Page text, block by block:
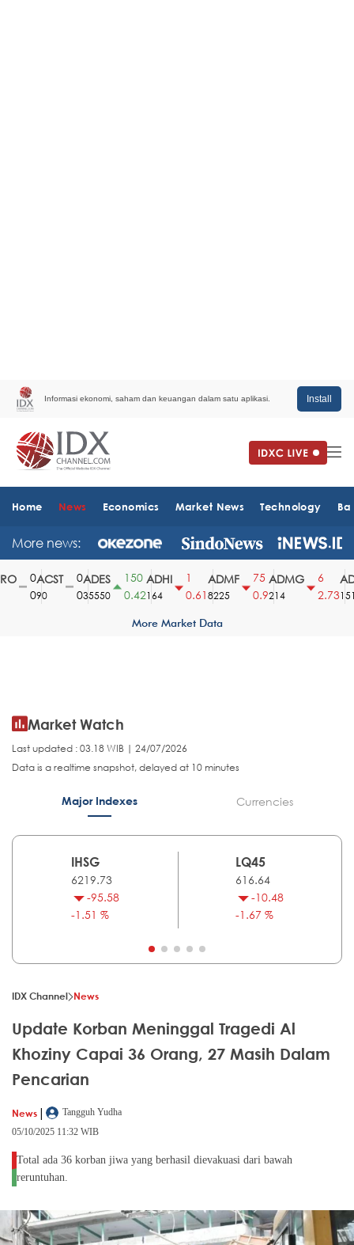
Informasi ekonomi, saham dan keuangan dalam satu aplikasi. Install
Home News Economics Market News Technology
More news:
ACST
90
ADES
35550
150
0.42
ADHI
164
0.61
ADMF
8225
75
0.9
ADMG
214
2.731510
More Market Data
Market Watch
Last updated : 03.18 WIB | 24/07/2026
Data is a realtime snapshot, delayed at 10 minutes
Major Indexes Currencies
IHSG
6219.73
-95.58
-1.51 %
LQ45
616.64
-10.48
-1.67 %
IDX Channel News
Update Korban Meninggal Tragedi Al
Khoziny Capai 36 Orang, 27 Masih Dalam
Pencarian
News |
Tangguh Yudha
05/10/2025 11:32 WIB
Total ada 36 korban jiwa yang berhasil dievakuasi dari bawah
reruntuhan.